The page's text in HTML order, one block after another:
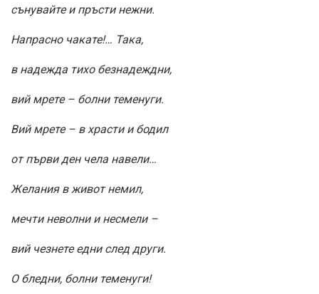
сънувайте и пръсти нежни.
Напрасно чакате!… Така,
в надежда тихо безнадеждни,
вий мрете – болни теменуги.
Вий мрете – в храсти и бодил
от първи ден чела навели…
Желания в живот немил,
мечти неволни и несмели –
вий чезнете едни след други.
О бледни, болни теменуги!